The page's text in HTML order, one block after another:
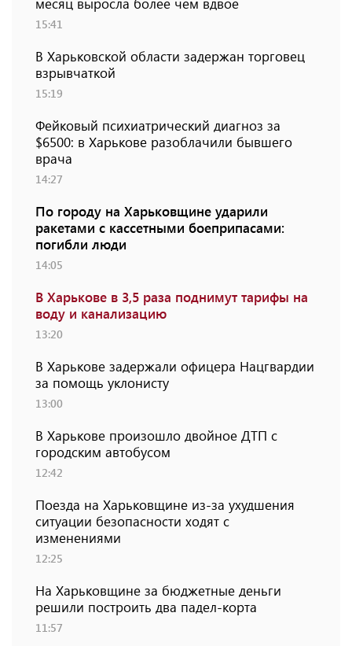
15:41
В Харьковской области задержан торговец
взрывчаткой
15:19
Фейковый психиатрический диагноз за
$6500: в Харькове разоблачили бывшего
врача
14:27
По городу на Харьковщине ударили
ракетами с кассетными боеприпасами:
погибли люди
14:05
В Харькове в 3,5 раза поднимут тарифы на
воду и канализацию
13:20
В Харькове задержали офицера Нацгвардии
за помощь уклонисту
13:00
В Харькове произошло двойное ДТП с
городским автобусом
12:42
Поезда на Харьковщине из-за ухудшения
ситуации безопасности ходят с
изменениями
12:25
На Харьковщине за бюджетные деньги
решили построить два падел-корта
11:57